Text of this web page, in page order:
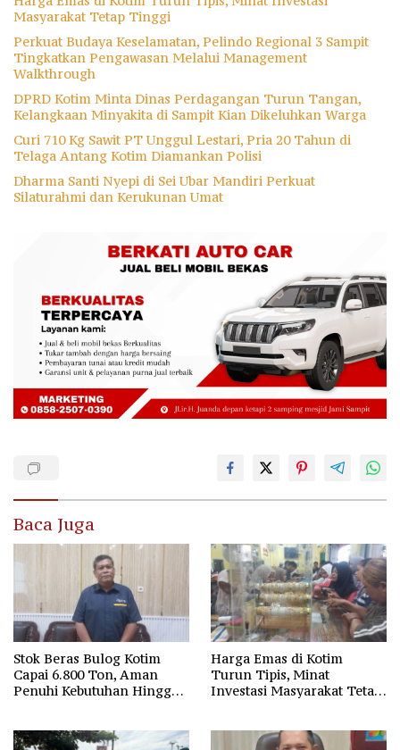
Masyarakat Tetap Tinggi
Perkuat Budaya Keselamatan, Pelindo Regional 3 Sampit
Tingkatkan Pengawasan Melalui Management
Walkthrough
DPRD Kotim Minta Dinas Perdagangan Turun Tangan,
Kelangkaan Minyakita di Sampit Kian Dikeluhkan Warga
Curi 710 Kg Sawit PT Unggul Lestari, Pria 20 Tahun di
Telaga Antang Kotim Diamankan Polisi
Dharma Santi Nyepi di Sei Ubar Mandiri Perkuat
Silaturahmi dan Kerukunan Umat
Baca Juga
Stok Beras Bulog Kotim
Capai 6.800 Ton, Aman
Penuhi Kebutuhan Hingga
Harga Emas di Kotim
Turun Tipis, Minat
Investasi Masyarakat Tetap